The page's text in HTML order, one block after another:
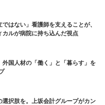
ではない」看護師を支えることが、
カルが病院に持ち込んだ視点
外国人材の「働く」と「暮らす」を
択肢を。上坂会計グループがカン